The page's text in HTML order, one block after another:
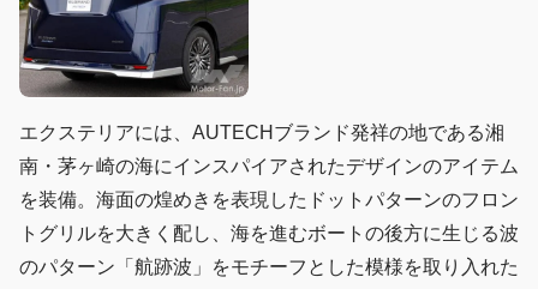
エクステリアには、AUTECHブランド発祥の地である湘
南・茅ヶ崎の海にインスパイアされたデザインのアイテム
を装備。海面の煌めきを表現したドットパターンのフロン
トグリルを大きく配し、海を進むボートの後方に生じる波
のパターン「航跡波」をモチーフとした模様を取り入れた